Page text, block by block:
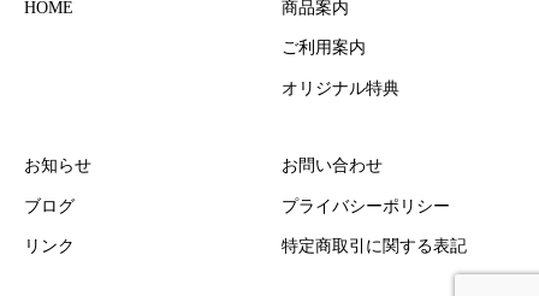
HOME 商品案内
ご利用案内
オリジナル特典
お知らせ
ブログ
リンク
お問い合わせ
プライバシーポリシー
特定商取引に関する表記